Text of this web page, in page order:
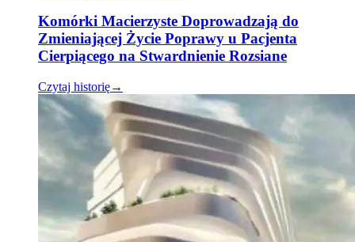
Komórki Macierzyste Doprowadzają do
Zmieniającej Życie Poprawy u Pacjenta
Cierpiącego na Stwardnienie Rozsiane
Czytaj historię→